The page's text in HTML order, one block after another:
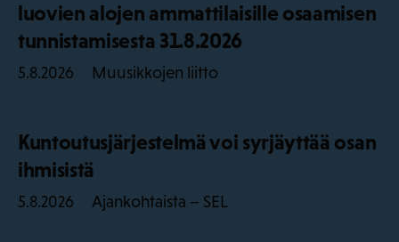
luovien alojen ammattilaisille osaamisen
tunnistamisesta 31.8.2026
5.8.2026 Muusikkojen liitto
Kuntoutusjärjestelmä voi syrjäyttää osan
ihmisistä
5.8.2026 Ajankohtaista – SEL